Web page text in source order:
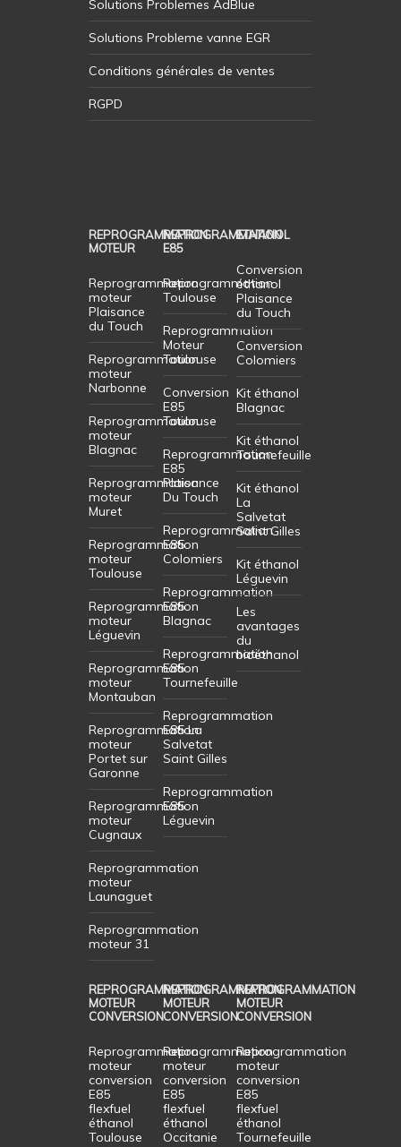
Solutions Problemes AdBlue
Solutions Probleme vanne EGR
Conditions générales de ventes
RGPD
REPROGRAMMATION
MOTEUR
Reprogrammation
moteur
Plaisance
du Touch
Reprogrammation
moteur
Narbonne
Reprogrammation
moteur
Blagnac
Reprogrammation
moteur
Muret
Reprogrammation
moteur
Toulouse
Reprogrammation
moteur
Léguevin
Reprogrammation
moteur
Montauban
Reprogrammation
moteur
Portet sur
Garonne
Reprogrammation
moteur
Cugnaux
Reprogrammation
moteur
Launaguet
Reprogrammation
moteur 31
REPROGRAMMATION
E85
Reprogrammation
Toulouse
Reprogrammation
Moteur
Toulouse
Conversion
E85
Toulouse
Reprogrammation
E85
Plaisance
Du Touch
Reprogrammation
E85
Colomiers
Reprogrammation
E85
Blagnac
Reprogrammation
E85
Tournefeuille
Reprogrammation
E85 La
Salvetat
Saint Gilles
Reprogrammation
E85
Léguevin
ETHANOL
Conversion
éthanol
Plaisance
du Touch
Conversion
Colomiers
Kit éthanol
Blagnac
Kit éthanol
Tournefeuille
Kit éthanol
La
Salvetat
Saint Gilles
Kit éthanol
Léguevin
Les
avantages
du
bioéthanol
REPROGRAMMATION
MOTEUR
CONVERSION
Reprogrammation
moteur
conversion
E85
flexfuel
éthanol
Toulouse
REPROGRAMMATION
MOTEUR
CONVERSION
Reprogrammation
moteur
conversion
E85
flexfuel
éthanol
Occitanie
REPROGRAMMATION
MOTEUR
CONVERSION
Reprogrammation
moteur
conversion
E85
flexfuel
éthanol
Tournefeuille